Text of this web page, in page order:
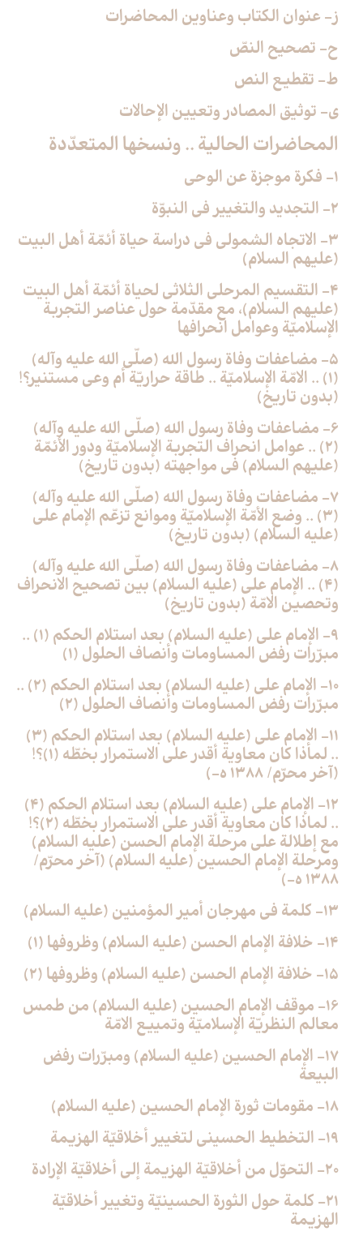
ز- عنوان الكتاب وعناوين المحاضرات
ح- تصحيح النصّ
ط- تقطيع النص
ي- توثيق المصادر وتعيين الإحالات
المحاضرات الحالية .. ونسخها المتعدّدة
1- فكرة موجزة عن الوحي
2- التجديد والتغيير في النبوّة
3- الاتجاه الشمولي في دراسة حياة أئمّة أهل البيت
(عليهم السلام)
4- التقسيم المرحلي الثلاثي لحياة أئمّة أهل البيت
(عليهم السلام)، مع مقدّمة حول عناصر التجربة
الإسلاميّة وعوامل انحرافها
5- مضاعفات وفاة رسول الله (صلّى الله عليه وآله)
(1) .. الامّة الإسلاميّة .. طاقة حراريّة أم وعي مستنير؟!
(بدون تاريخ)
6- مضاعفات وفاة رسول الله (صلّى الله عليه وآله)
(2) .. عوامل انحراف التجربة الإسلاميّة ودور الأئمّة
(عليهم السلام) في مواجهته (بدون تاريخ)
7- مضاعفات وفاة رسول الله (صلّى الله عليه وآله)
(3) .. وضع الأمّة الإسلاميّة وموانع تزعّم الإمام علي
(عليه السلام) (بدون تاريخ)
8- مضاعفات وفاة رسول الله (صلّى الله عليه وآله)
(4) .. الإمام علي (عليه السلام) بين تصحيح الانحراف
وتحصين الامّة (بدون تاريخ)
9- الإمام علي (عليه السلام) بعد استلام الحكم (1) ..
مبرّرات رفض المساومات وأنصاف الحلول (1)
10- الإمام علي (عليه السلام) بعد استلام الحكم (2) ..
مبرّرات رفض المساومات وأنصاف الحلول (2)
11- الإمام علي (عليه السلام) بعد استلام الحكم (3)
.. لماذا كان معاوية أقدر على الاستمرار بخطّه (1)؟!
(آخر محرّم/ 1388 ه-)
12- الإمام علي (عليه السلام) بعد استلام الحكم (4)
.. لماذا كان معاوية أقدر على الاستمرار بخطّه (2)؟!
مع إطلالة على مرحلة الإمام الحسن (عليه السلام)
ومرحلة الإمام الحسين (عليه السلام) (آخر محرّم/
1388 ه-)
13- كلمة في مهرجان أمير المؤمنين (عليه السلام)
14- خلافة الإمام الحسن (عليه السلام) وظروفها (1)
15- خلافة الإمام الحسن (عليه السلام) وظروفها (2)
16- موقف الإمام الحسين (عليه السلام) من طمس
معالم النظريّة الإسلاميّة وتمييع الامّة
17- الإمام الحسين (عليه السلام) ومبرّرات رفض
البيعة
18- مقومات ثورة الإمام الحسين (عليه السلام)
19- التخطيط الحسيني لتغيير أخلاقيّة الهزيمة
20- التحوّل من أخلاقيّة الهزيمة إلى أخلاقيّة الإرادة
21- كلمة حول الثورة الحسينيّة وتغيير أخلاقيّة
الهزيمة